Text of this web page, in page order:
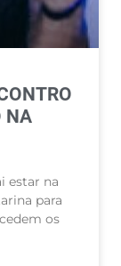
NA
estar na
para
os